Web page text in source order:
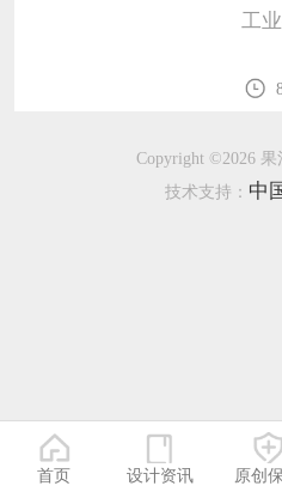
恭喜
工
Copyright ©2026
技术支持： 中
首页 设计资讯 原创